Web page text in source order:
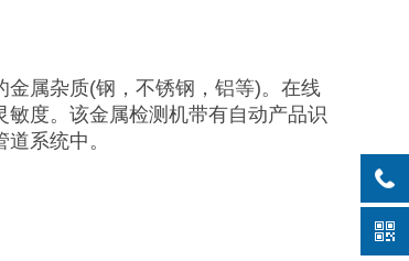
属杂质(钢，不锈钢，铝等)。在线
度。该金属检测机带有自动产品识
系统中。